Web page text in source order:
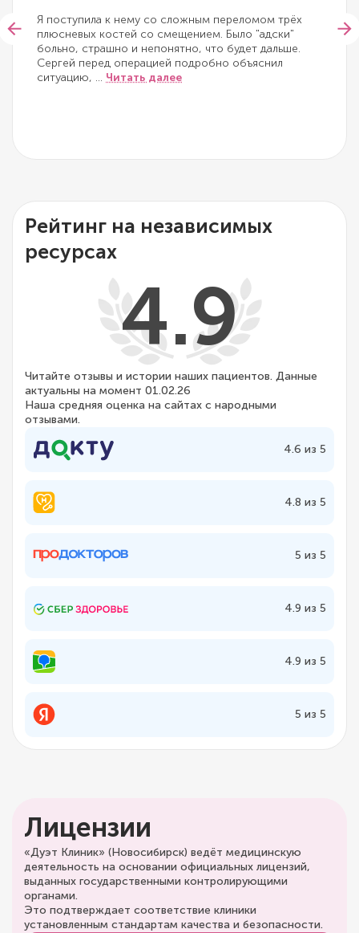
Я поступила к нему со сложным переломом трёх
плюсневых костей со смещением. Было "адски"
больно, страшно и непонятно, что будет дальше.
Сергей перед операцией подробно объяснил
ситуацию, ... Читать далее
Рейтинг на независимых
ресурсах
4.9
Читайте отзывы и истории наших пациентов. Данные
актуальны на момент 01.02.26
Наша средняя оценка на сайтах с народными
отзывами.
4.6 из 5
4.8 из 5
5 из 5
4.9 из 5
4.9 из 5
5 из 5
Лицензии
«Дуэт Клиник» (Новосибирск) ведёт медицинскую
деятельность на основании официальных лицензий,
выданных государственными контролирующими
органами.
Это подтверждает соответствие клиники
установленным стандартам качества и безопасности.